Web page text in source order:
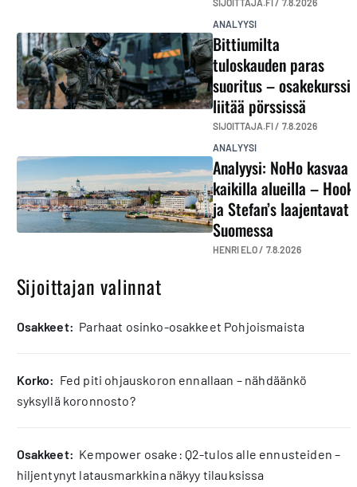
SIJOITTAJA.FI / 7.8.2026
ANALYYSI
Bittiumilta
tuloskauden paras
suoritus – osakekurssi
liitää pörssissä
SIJOITTAJA.FI / 7.8.2026
ANALYYSI
Analyysi: NoHo kasvaa
kaikilla alueilla – Hook
ja Stefan’s laajentavat
Suomessa
HENRI ELO / 7.8.2026
Sijoittajan valinnat
osakkeet: Parhaat osinko-osakkeet Pohjoismaista
korko: Fed piti ohjauskoron ennallaan – nähdäänkö
syksyllä koronnosto?
osakkeet: Kempower osake: Q2-tulos alle ennusteiden –
hiljentynyt latausmarkkina näkyy tilauksissa